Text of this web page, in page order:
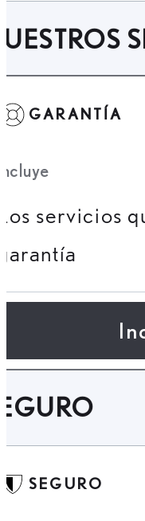
GARANTÍA
servicios
SEGURO